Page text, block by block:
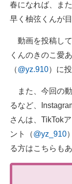
春になれば、ま
早く柚弦くんが
動画を投稿し
くんのきのこ愛
（@yz.910）に
また、今回の
るなど、
さんは、TikTok
ント（@yz_910
る方はこちらも